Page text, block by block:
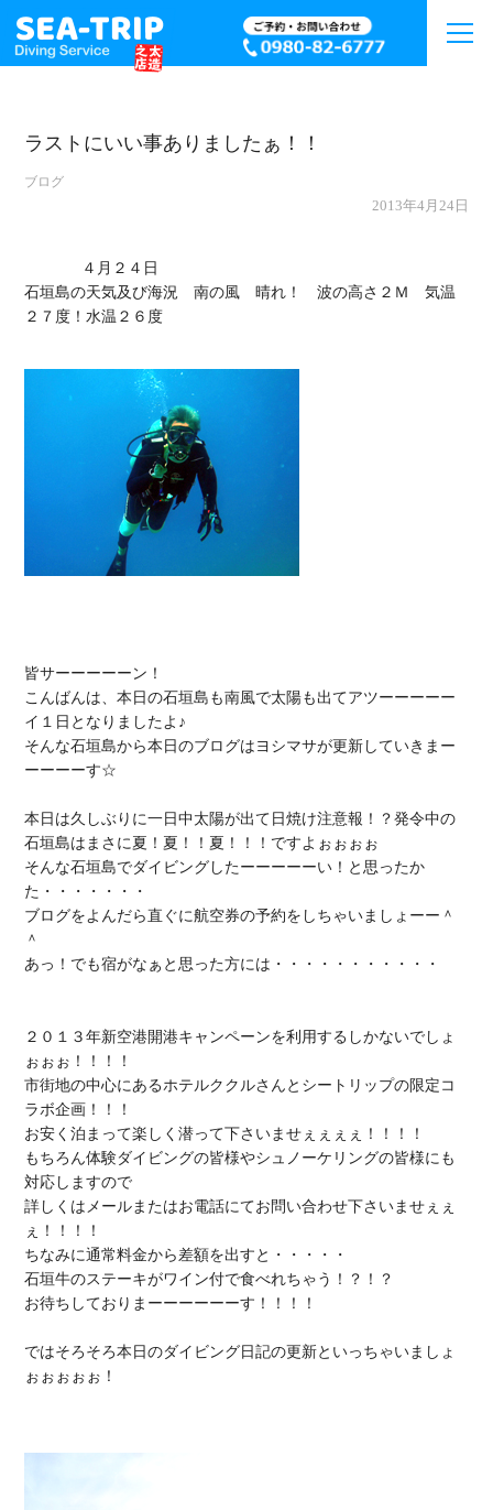
ラストにいい事ありましたぁ！！
ブログ
2013年4月24日
石垣島の天気及び海況　南の風　晴れ！　波の高さ２Ｍ　気温
２７度！水温２６度
皆サーーーーーン！
こんばんは、本日の石垣島も南風で太陽も出てアツーーーーー
イ１日となりましたよ♪
そんな石垣島から本日のブログはヨシマサが更新していきまー
ーーーーす☆
本日は久しぶりに一日中太陽が出て日焼け注意報！？発令中の
石垣島はまさに夏！夏！！夏！！！ですよぉぉぉぉ
そんな石垣島でダイビングしたーーーーーい！と思ったか
た・・・・・・・
ブログをよんだら直ぐに航空券の予約をしちゃいましょーー＾
＾
あっ！でも宿がなぁと思った方には・・・・・・・・・・・
２０１３年新空港開港キャンペーンを利用するしかないでしょ
ぉぉぉ！！！！
市街地の中心にあるホテルククルさんとシートリップの限定コ
ラボ
お安く泊まって楽しく潜って下さいませぇぇぇぇ！！！！
もちろん体験ダイビングの皆様やシュノーケリングの皆様にも
対応しますので
詳しくはメールまたはお電話にてお問い合わせ下さいませぇぇ
ぇ！！！！
石垣牛のステーキがワイン付で食べれちゃう！？！？
お待ちしておりまーーーーーーす！！！！
ではそろそろ本日のダイビング日記の更新といっちゃいましょ
ぉぉぉぉぉ！